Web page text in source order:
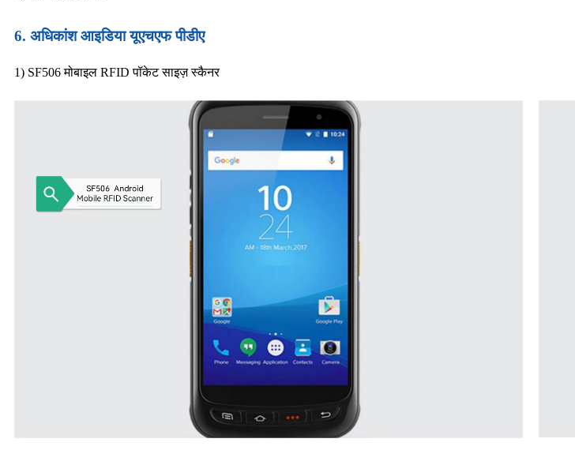
6. अधिकांश आइडिया यूएचएफ पीडीए
1) SF506 मोबाइल RFID पॉकेट साइज़ स्कैनर